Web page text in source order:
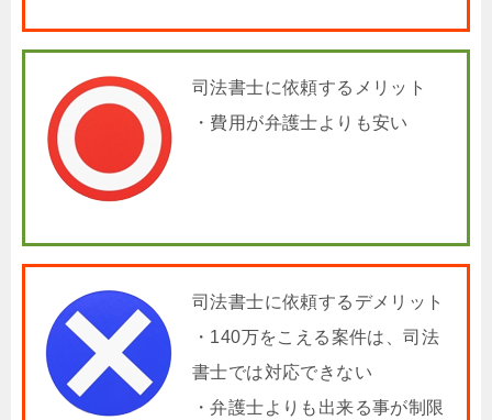
司法書士に依頼するメリット
・費用が弁護士よりも安い
司法書士に依頼するデメリット
・140万をこえる案件は、司法
書士では対応できない
・弁護士よりも出来る事が制限